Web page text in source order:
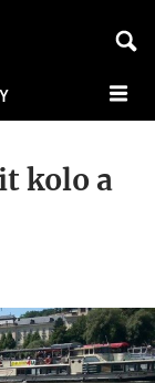
DALŠÍ
kolo a